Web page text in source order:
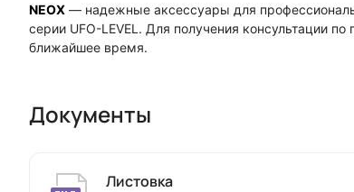
NEOX — надежные аксессуары для
серии UFO-LEVEL. Для получения консультации
ближайшее время.
Документы
Листовка